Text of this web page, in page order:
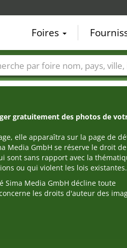
gratuitement des photos de
elle apparaîtra sur la page de
Media GmbH se réserve le droit
sont sans rapport avec la
ou qui violent les lois existantes.
Sima Media GmbH décline toute
les droits d'auteur des
Foires
noms Pays Villes